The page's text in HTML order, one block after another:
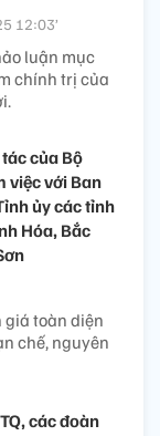
12:03’
luận mục
chính trị của
của Bộ
việc với Ban
ủy các tỉnh
Hóa, Bắc
giá toàn diện
chế, nguyên
các đoàn